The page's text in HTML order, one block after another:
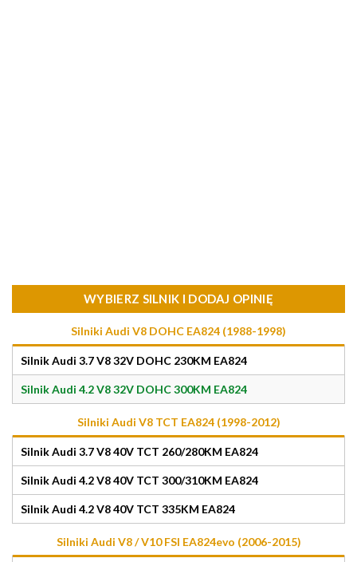
WYBIERZ SILNIK I DODAJ OPINIĘ
Silniki Audi V8 DOHC EA824 (1988-1998)
Silnik Audi 3.7 V8 32V DOHC 230KM EA824
Silnik Audi 4.2 V8 32V DOHC 300KM EA824
Silniki Audi V8 TCT EA824 (1998-2012)
Silnik Audi 3.7 V8 40V TCT 260/280KM EA824
Silnik Audi 4.2 V8 40V TCT 300/310KM EA824
Silnik Audi 4.2 V8 40V TCT 335KM EA824
Silniki Audi V8 / V10 FSI EA824evo (2006-2015)